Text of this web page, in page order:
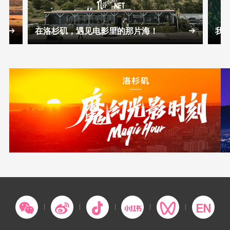
在洛杉矶，遇见电影里的那片海！